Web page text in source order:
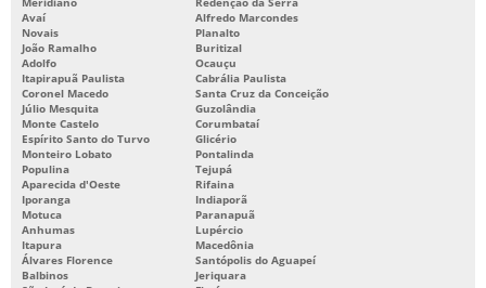
Avaí
Alfredo Marcondes
Novais
Planalto
João Ramalho
Buritizal
Adolfo
Ocauçu
Itapirapuã Paulista
Cabrália Paulista
Coronel Macedo
Santa Cruz da Conceição
Júlio Mesquita
Guzolândia
Monte Castelo
Corumbataí
Espírito Santo do Turvo
Glicério
Monteiro Lobato
Pontalinda
Populina
Tejupá
Aparecida d'Oeste
Rifaina
Iporanga
Indiaporã
Motuca
Paranapuã
Anhumas
Lupércio
Itapura
Macedônia
Álvares Florence
Santópolis do Aguapeí
Balbinos
Jeriquara